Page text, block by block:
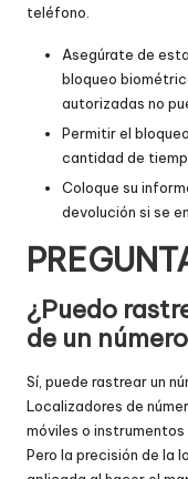
teléfono.
Asegúrate de
bloqueo
autorizadas no
Permitir el
cantidad de
Coloque su
devolución si se
¿Puedo
de un
Sí, puede rastrear un
Localizadores de
móviles o instrumentos
Pero la precisión de la